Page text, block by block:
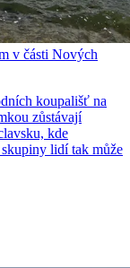
v části Nových
koupališť na
zůstávají
kde
lidí tak může